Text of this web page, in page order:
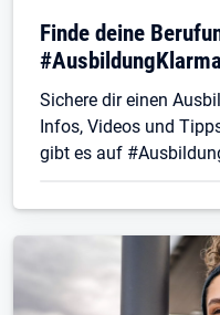
Finde deine
Sichere dir einen
Infos, Videos und
gibt es auf